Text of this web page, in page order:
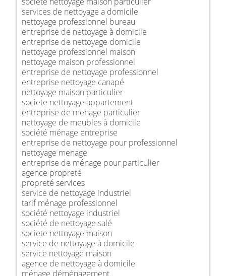
services de nettoyage a domicile
nettoyage professionnel bureau
entreprise de nettoyage à domicile
entreprise de nettoyage domicile
nettoyage professionnel maison
nettoyage maison professionnel
entreprise de nettoyage professionnel
entreprise nettoyage canapé
nettoyage maison particulier
societe nettoyage appartement
entreprise de menage particulier
nettoyage de meubles à domicile
société ménage entreprise
entreprise de nettoyage pour professionnel
nettoyage menage
entreprise de ménage pour particulier
agence propreté
propreté services
service de nettoyage industriel
tarif ménage professionnel
société nettoyage industriel
société de nettoyage salé
societe nettoyage maison
service de nettoyage à domicile
service nettoyage maison
agence de nettoyage à domicile
ménage déménagement